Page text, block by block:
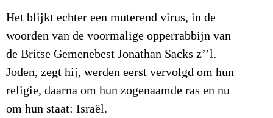
Het blijkt echter een muterend virus, in de
woorden van de voormalige opperrabbijn van
de Britse Gemenebest Jonathan Sacks z’’l.
Joden, zegt hij, werden eerst vervolgd om hun
religie, daarna om hun zogenaamde ras en nu
om hun staat: Israël.